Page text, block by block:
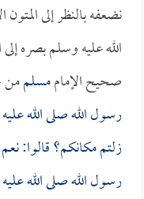
نضعفه بالنظر إلى
الله عليه وسلم بصره
صحيح الإماممسلم
رسول الله صلى الله
زلتم مكانكم؟ قالوا:
رسول الله صلى الله